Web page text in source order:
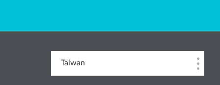
Taiwan